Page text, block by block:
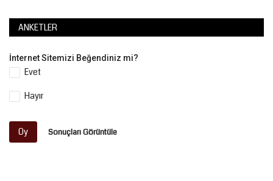
ANKETLER
İnternet Sitemizi Beğendiniz mi?
Evet
Hayır
Oy Sonuçları Görüntüle